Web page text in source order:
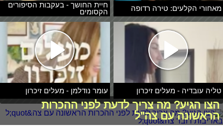
מאחורי הקלעים: טירה רדופה
חיית החושך - בעקבות הסיפורים
הקסומים
טליה עובדיה - מעלים זיכרון עומר נודלמן - מעלים זיכרון
הצו הגיע? מה צריך לדעת לפני ההכרות
הראשונה עם צה"ל